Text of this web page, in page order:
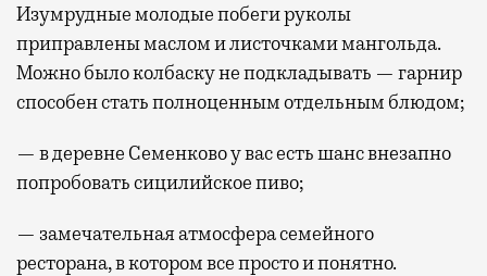
Изумрудные молодые побеги руколы
приправлены маслом и листочками мангольда.
Можно было колбаску не подкладывать — гарнир
способен стать полноценным отдельным блюдом;
— в деревне Семенково у вас есть шанс внезапно
попробовать сицилийское пиво;
— замечательная атмосфера семейного
ресторана, в котором все просто и понятно.